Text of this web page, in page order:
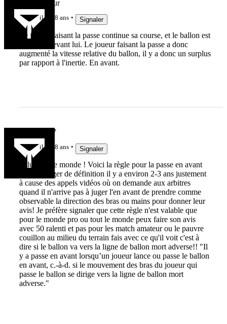
SportMineur
il y a 8 ans Signaler
Le joueur faisant la passe continue sa course, et le ballon est
récupéré devant lui. Le joueur faisant la passe a donc
augmenté la vitesse relative du ballon, il y a donc un surplus
par rapport à l'inertie. En avant.
BARBO47
il y a 8 ans Signaler
Salut tout le monde ! Voici la règle pour la passe en avant
qui a changer de définition il y a environ 2-3 ans justement
à cause des appels vidéos où on demande aux arbitres
quand il n'arrive pas à juger l'en avant de prendre comme
observable la direction des bras ou mains pour donner leur
avis! Je préfère signaler que cette règle n'est valable que
pour le monde pro ou tout le monde peux faire son avis
avec 50 ralenti et pas pour les match amateur ou le pauvre
couillon au milieu du terrain fais avec ce qu'il voit c'est à
dire si le ballon va vers la ligne de ballon mort adverse!! "Il
y a passe en avant lorsqu’un joueur lance ou passe le ballon
en avant, c.-à-d. si le mouvement des bras du joueur qui
passe le ballon se dirige vers la ligne de ballon mort
adverse."